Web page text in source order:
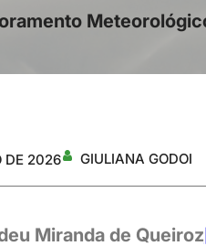
DE 2026 GIULIANA GODOI
Miranda de Queiroz